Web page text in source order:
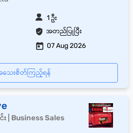
အတည်ပြုပြီး
1 ဦး
07 Aug 2026
သေးစိတ်ကြည့်ရန်
| Business Sales